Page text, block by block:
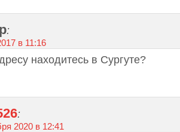
:
в 11:16
находитесь в Сургуте?
:
2020 в 12:41